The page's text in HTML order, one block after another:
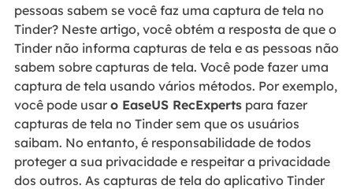
pessoas sabem se você faz uma captura de tela no
Tinder? Neste artigo, você obtém a resposta de que o
Tinder não informa capturas de tela e as pessoas não
sabem sobre capturas de tela. Você pode fazer uma
captura de tela usando vários métodos. Por exemplo,
você pode usar o EaseUS RecExpertspara fazer
capturas de tela no Tinder sem que os usuários
saibam. No entanto, é responsabilidade de todos
proteger a sua privacidade e respeitar a privacidade
dos outros. As capturas de tela do aplicativo Tinder